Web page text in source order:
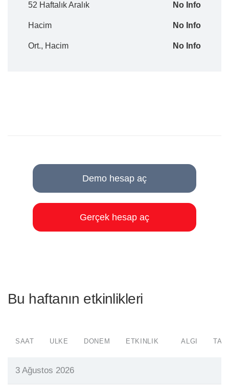
52 Haftalık Aralık No Info
Hacim No Info
Ort., Hacim No Info
Demo hesap aç
Gerçek hesap aç
Bu haftanın etkinlikleri
SAAT ÜLKE DÖNEM ETKINLIK ALGI
3 Ağustos 2026